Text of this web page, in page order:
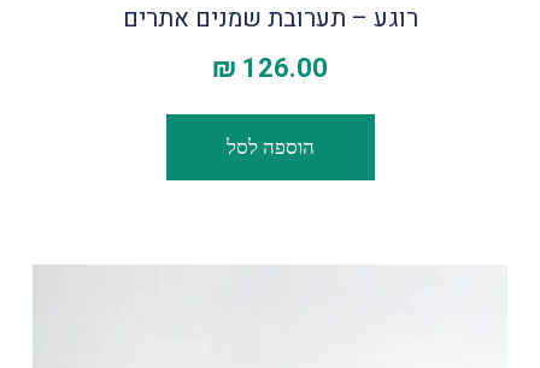
רוגע – תערובת שמנים אתרים
126.00
₪
הוספה לסל